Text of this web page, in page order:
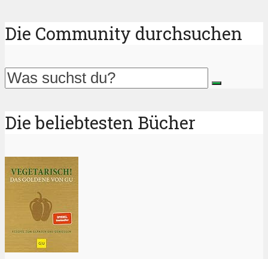
Die Community durchsuchen
Die beliebtesten Bücher